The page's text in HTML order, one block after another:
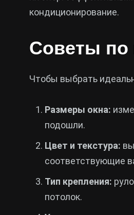
кондиционирование.
Советы
Чтобы выбрать
Размеры окна:
подошли.
Цвет и текстура:
соответствующие
Тип крепления:
потолок.